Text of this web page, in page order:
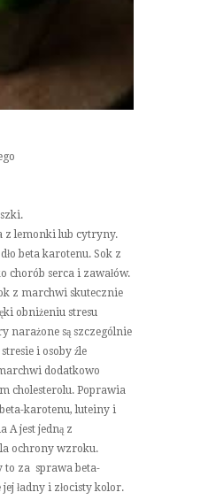
z lemonki lub cytryny.
beta karotenu. Sok z
serca i zawałów.
z marchwi skutecznie
obniżeniu stresu
narażone są szczególnie
i osoby źle
dodatkowo
cholesterolu. Poprawia
karotenu, luteiny i
A jest jedną z
ochrony wzroku.
to za sprawa beta-
ładny i złocisty kolor.